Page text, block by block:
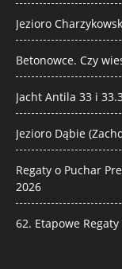
Jezioro
Betonowce. Czy
Jacht Antila 33 i
Jezioro Dąbie
Regaty o Puchar
2026
62. Etapowe